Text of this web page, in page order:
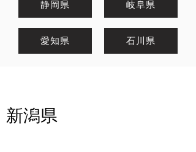
静岡県 岐阜県
愛知県 石川県
新潟県